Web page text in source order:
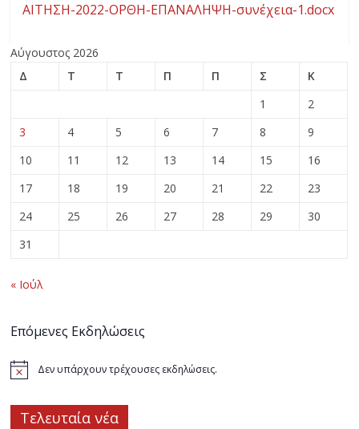
ΑΙΤΗΣΗ-2022-ΟΡΘΗ-ΕΠΑΝΑΛΗΨΗ-συνέχεια-1.docx
Αύγουστος 2026
Δ
Τ Τ Π Π Σ
Κ
1
2
3
4 5 6 7 8
9
10
11 12 13 14 15
16
17
18 19 20 21 22
23
24
25 26 27 28 29
30
31
« Ιούλ
Επόμενες Εκδηλώσεις
Δεν υπάρχουν τρέχουσες εκδηλώσεις.
Τελευταία νέα